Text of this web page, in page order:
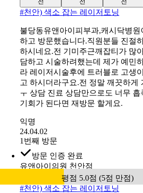
#천안) 색소 잡는 레이저토닝
불당동유앤아이피부과,캐시닥병
하고 방문했습니다.직원분들 진절
하시네요.전 기미주근깨잡티가 많
담하고 시술하려했는데 제가 예민
라 레이저시술후에 트러블로 고생
고 하시더라구요.전 정말 깨끗하게
기회가 된다면 재방문 할게요.
익명
24.04.02
1번째 방문
방문 인증 완료
유앤아이의원 천안점